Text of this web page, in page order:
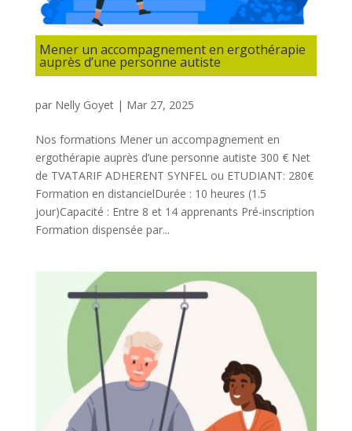
Mener un accompagnement en ergothérapie
auprès d’une personne autiste
par Nelly Goyet| Mar 27, 2025
Nos formations Mener un accompagnement en
ergothérapie auprès d’une personne autiste 300 € Net
de TVATARIF ADHERENT SYNFEL ou ETUDIANT: 280€
Formation en distancielDurée : 10 heures (1.5
jour)Capacité : Entre 8 et 14 apprenants Pré-inscription
Formation dispensée par...